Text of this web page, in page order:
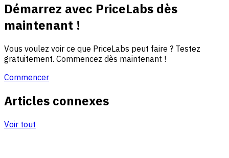
Démarrez avec PriceLabs dès
maintenant !
Vous voulez voir ce que PriceLabs peut faire ? Testez
gratuitement. Commencez dès maintenant !
Commencer
Articles connexes
Voir tout